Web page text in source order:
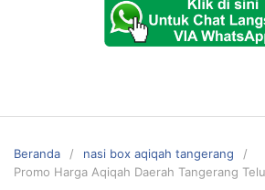
Beranda
nasi box aqiqah tangerang
Promo Harga Aqiqah Daerah Tangerang